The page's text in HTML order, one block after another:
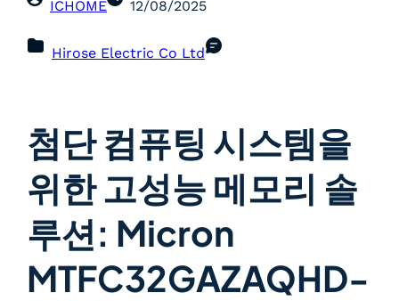
ICHOME 12/08/2025
Hirose Electric Co Ltd
첨단 컴퓨팅 시스템을
위한 고성능 메모리 솔
루션: Micron
MTFC32GAZAQHD-